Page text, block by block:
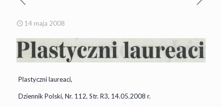
14 maja 2008
Plastyczni laureaci,
Dziennik Polski, Nr. 112, Str. R3, 14.05.2008 r.